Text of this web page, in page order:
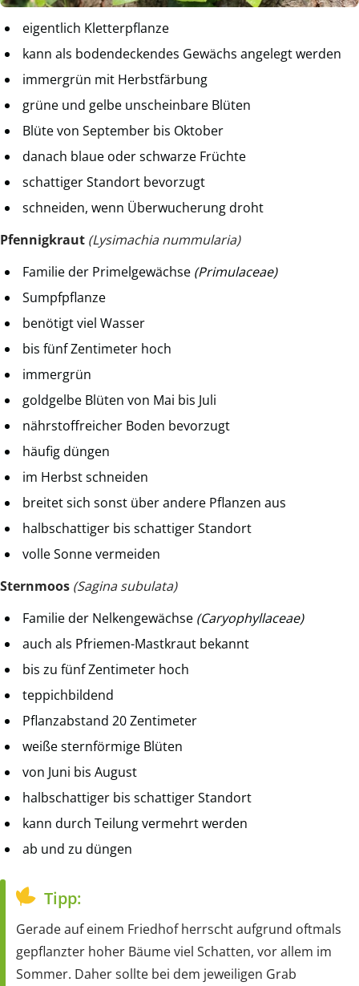
eigentlich Kletterpflanze
kann als bodendeckendes Gewächs angelegt werden
immergrün mit Herbstfärbung
grüne und gelbe unscheinbare Blüten
Blüte von September bis Oktober
danach blaue oder schwarze Früchte
schattiger Standort bevorzugt
schneiden, wenn Überwucherung droht
Pfennigkraut (Lysimachia nummularia)
Familie der Primelgewächse (Primulaceae)
Sumpfpflanze
benötigt viel Wasser
bis fünf Zentimeter hoch
immergrün
goldgelbe Blüten von Mai bis Juli
nährstoffreicher Boden bevorzugt
häufig düngen
im Herbst schneiden
breitet sich sonst über andere Pflanzen aus
halbschattiger bis schattiger Standort
volle Sonne vermeiden
Sternmoos (Sagina subulata)
Familie der Nelkengewächse (Caryophyllaceae)
auch als Pfriemen-Mastkraut bekannt
bis zu fünf Zentimeter hoch
teppichbildend
Pflanzabstand 20 Zentimeter
weiße sternförmige Blüten
von Juni bis August
halbschattiger bis schattiger Standort
kann durch Teilung vermehrt werden
ab und zu düngen
Tipp:
Gerade auf einem Friedhof herrscht aufgrund oftmals
gepflanzter hoher Bäume viel Schatten, vor allem im
Sommer. Daher sollte bei dem jeweiligen Grab